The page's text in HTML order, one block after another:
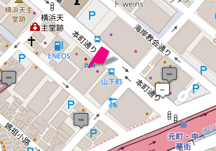
※ マップを検索、表示中です ※